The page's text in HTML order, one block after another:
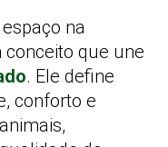
na
que une
. Ele define
conforto e